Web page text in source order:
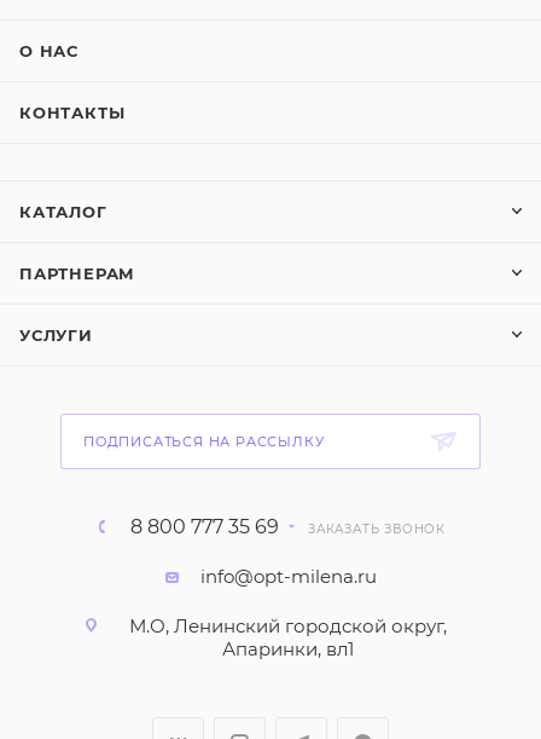
О НАС
КОНТАКТЫ
КАТАЛОГ
ПАРТНЕРАМ
УСЛУГИ
ПОДПИСАТЬСЯ НА РАССЫЛКУ
8 800 777 35 69 ЗАКАЗАТЬ ЗВОНОК
info@opt-milena.ru
М.О, Ленинский городской округ,
Апаринки, вл1